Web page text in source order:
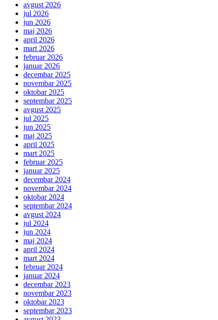
avgust 2026
jul 2026
jun 2026
maj 2026
april 2026
mart 2026
februar 2026
januar 2026
decembar 2025
novembar 2025
oktobar 2025
septembar 2025
avgust 2025
jul 2025
jun 2025
maj 2025
april 2025
mart 2025
februar 2025
januar 2025
decembar 2024
novembar 2024
oktobar 2024
septembar 2024
avgust 2024
jul 2024
jun 2024
maj 2024
april 2024
mart 2024
februar 2024
januar 2024
decembar 2023
novembar 2023
oktobar 2023
septembar 2023